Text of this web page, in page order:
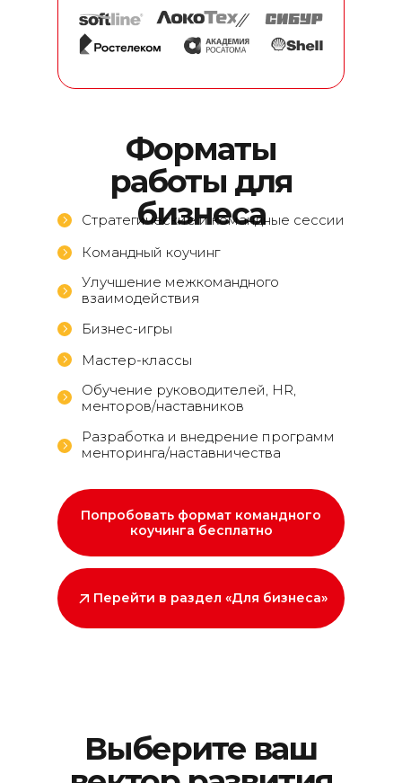
Перейти в раздел «Для бизнеса»
Попробовать формат командного
коучинга бесплатно
Форматы
работы для
бизнеса
Стратегические и командные сессии
Командный коучинг
Улучшение межкомандного
взаимодействия
Бизнес-игры
Мастер-классы
Обучение руководителей, HR,
менторов/наставников
Разработка и внедрение программ
менторинга/наставничества
Выберите ваш